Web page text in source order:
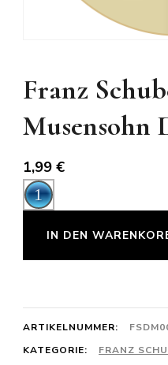
Franz
Musensohn
1,99 €
Audio-
Player
D764
E-
IN DEN
ARTIKELNUMMER:
KATEGORIE:
FRANZ